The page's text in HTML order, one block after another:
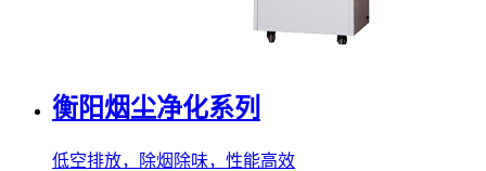
衡阳烟尘净化系列
低空排放，除烟除味，性能高效